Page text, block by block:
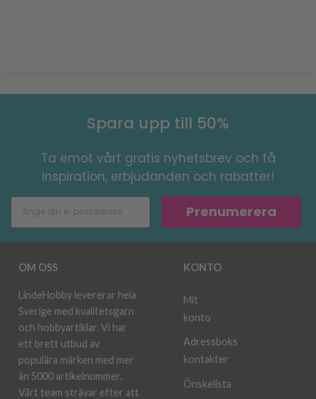
Spara upp till 50%
Ta emot vårt gratis nyhetsbrev och få
inspiration, erbjudanden och rabatter!
Prenumerera
OM OSS
LindeHobby levererar hela
Sverige med kvalitetsgarn
och hobbyartiklar. Vi har
ett brett utbud av
populära märken med mer
än 5000 artikelnummer.
Vårt team strävar efter att
KONTO
Mit
konto
Adressboks
kontakter
Önskelista